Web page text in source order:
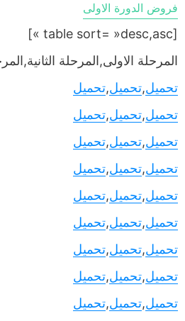
فروض الدورة الاولى
[table sort= »desc,asc »]
المرحلة الاولى,المرحلة
تحميل,تحميل,تحميل
تحميل,تحميل,تحميل
تحميل,تحميل,تحميل
تحميل,تحميل,تحميل
تحميل,تحميل,تحميل
تحميل,تحميل,تحميل
تحميل,تحميل,تحميل
تحميل,تحميل,تحميل
تحميل,تحميل,تحميل